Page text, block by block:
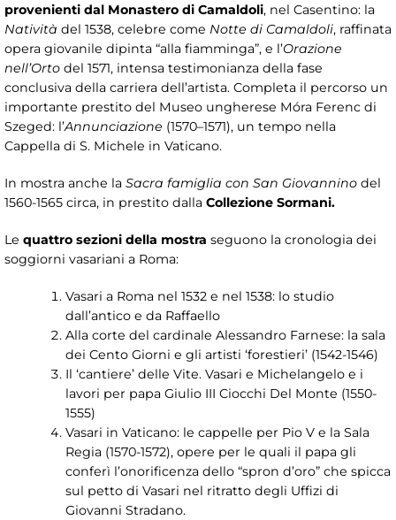
provenienti dal Monastero di Camaldoli, nel Casentino: la
Natività del 1538, celebre come Notte di Camaldoli, raffinata
opera giovanile dipinta “alla fiamminga”, e l’Orazione
nell’Orto del 1571, intensa testimonianza della fase
conclusiva della carriera dell’artista. Completa il percorso un
importante prestito del Museo ungherese Móra Ferenc di
Szeged: l’Annunciazione (1570–1571), un tempo nella
Cappella di S. Michele in Vaticano.
In mostra anche la Sacra famiglia con San Giovannino del
1560-1565 circa, in prestito dalla Collezione Sormani.
Le quattro sezioni della mostra seguono la cronologia dei
soggiorni vasariani a Roma:
Vasari a Roma nel 1532 e nel 1538: lo studio
dall’antico e da Raffaello
Alla corte del cardinale Alessandro Farnese: la sala
dei Cento Giorni e gli artisti ‘forestieri’ (1542-1546)
Il ‘cantiere’ delle Vite. Vasari e Michelangelo e i
lavori per papa Giulio III Ciocchi Del Monte (1550-
1555)
Vasari in Vaticano: le cappelle per Pio V e la Sala
Regia (1570-1572), opere per le quali il papa gli
conferì l’onorificenza dello “spron d’oro” che spicca
sul petto di Vasari nel ritratto degli Uffizi di
Giovanni Stradano.